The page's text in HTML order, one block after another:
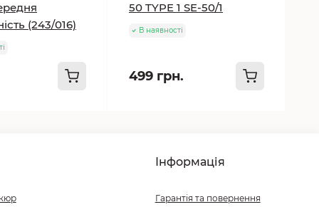
(243/016)
50 TYPE 1 SE-50/1
В наявності
499 грн.
Інформація
Гарантія та повернення